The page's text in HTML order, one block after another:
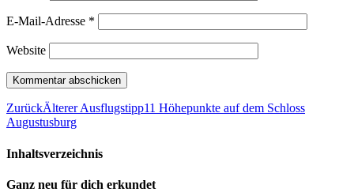
E-Mail-Adresse *
Website
ZurückÄlterer Ausflugstipp11 Höhepunkte auf dem Schloss
Augustusburg
Inhaltsverzeichnis
Ganz neu für dich erkundet